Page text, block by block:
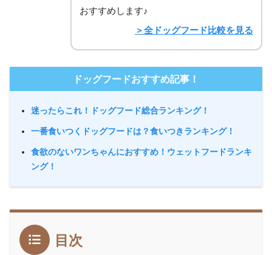
おすすめします♪
＞全ドッグフード比較を見る
ドッグフードおすすめ記事！
迷ったらこれ！ドッグフード総合ランキング！
一番食いつくドッグフードは？食いつきランキング！
食欲のないワンちゃんにおすすめ！ウェットフードランキ
ング！
目次